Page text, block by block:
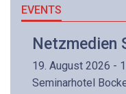
EVENTS
Netzmedien
19. August 2026 -
Seminarhotel